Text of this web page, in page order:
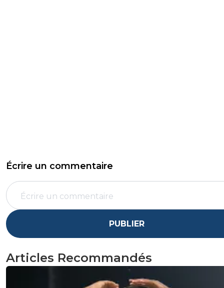
Écrire un commentaire
PUBLIER
Articles Recommandés